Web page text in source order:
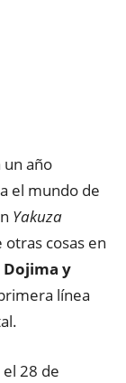
año
el mundo de
Yakuza
cosas en
Dojima y
línea
28 de